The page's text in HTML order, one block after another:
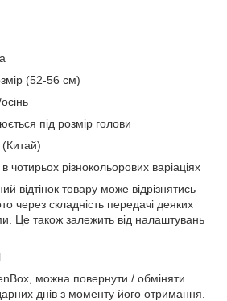
(52-56 см)
під розмір голови
різнокольорових варіаціях
відтінок товару може відрізнятись
через складність передачі деяких
Це також залежить від налаштувань
можна повернути / обміняти
днів з моменту його отримання.